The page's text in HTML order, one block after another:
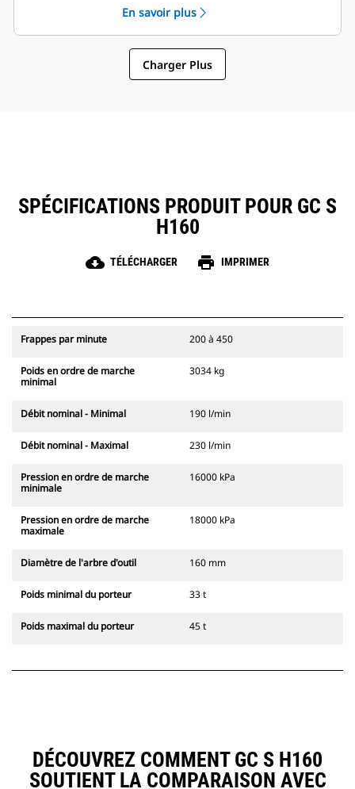
sur le terrain, ce qui permet de
réduire les temps d'entretien.
Vérifiez la charge en gaz du
marteau sans devoir le déposer de
votre machine.
En savoir plus
Charger Plus
SPÉCIFICATIONS PRODUIT POUR GC S
H160
cloud_download TÉLÉCHARGER print IMPRIMER
Frappes par minute 200 à 450
Poids en ordre de marche
minimal
3034 kg
Débit nominal - Minimal 190 l/min
Débit nominal - Maximal 230 l/min
Pression en ordre de marche
minimale
16000 kPa
Pression en ordre de marche
maximale
18000 kPa
Diamètre de l'arbre d'outil 160 mm
Poids minimal du porteur 33 t
Poids maximal du porteur 45 t
DÉCOUVREZ COMMENT GC S H160
SOUTIENT LA COMPARAISON AVEC